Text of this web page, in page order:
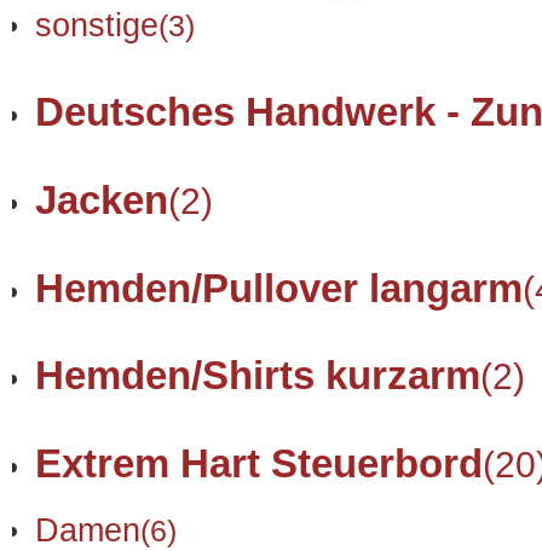
sonstige(3)
Deutsches Handwerk -
Jacken(2)
Hemden/Pullover langarm
Hemden/Shirts kurzarm(2)
Extrem Hart Steuerbord
Damen(6)